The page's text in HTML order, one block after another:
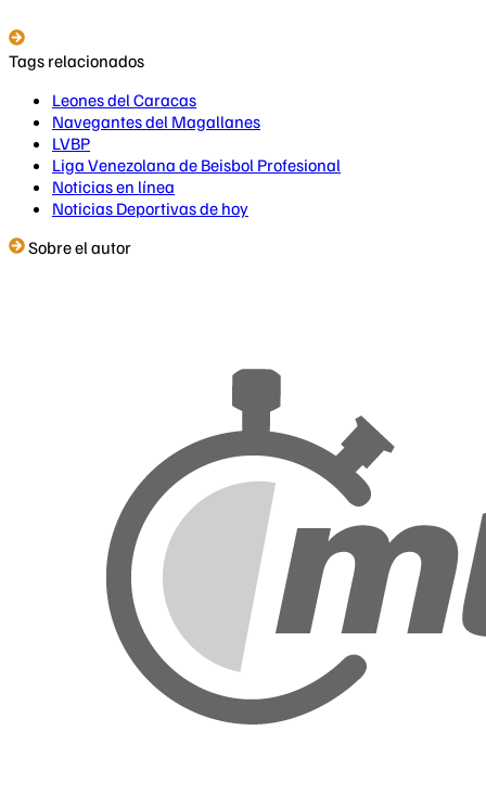
Tags relacionados
Leones del Caracas
Navegantes del Magallanes
LVBP
Liga Venezolana de Beisbol Profesional
Noticias en línea
Noticias Deportivas de hoy
Sobre el autor